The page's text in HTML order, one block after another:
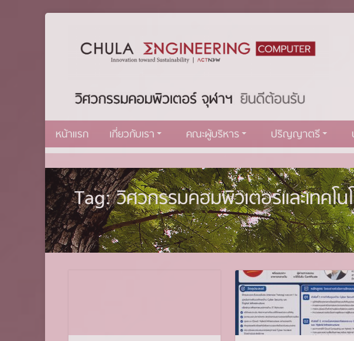
หน้าแรก เกี่ยวกับเรา คณะผู้บริหาร ปริญญาตรี
Tag: วิศวกรรมคอมพิวเตอร์และเทคโนโ